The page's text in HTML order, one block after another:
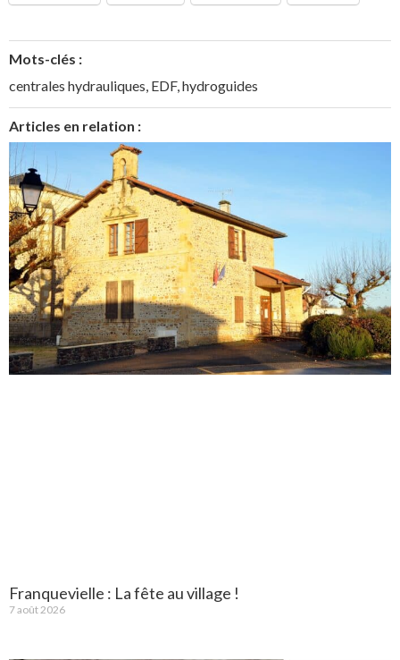
Mots-clés :
centrales hydrauliques EDF, hydroguides
Articles en relation :
Franquevielle : La fête au village !
7 août 2026